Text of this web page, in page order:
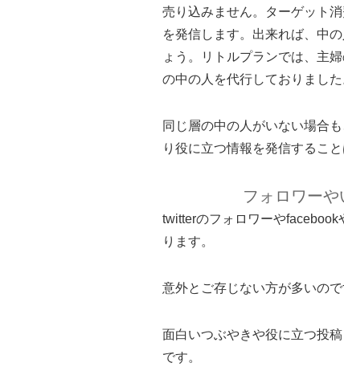
売り込みません。ターゲット
を発信します。出来れば、中
ょう。リトルプランでは、主
の中の人を代行しておりました
同じ層の中の人がいない場合
り役に立つ情報を発信するこ
フォロワー
twitterのフォロワーや
ります。
意外とご存じない方が多いので
面白いつぶやきや役に立つ投
です。